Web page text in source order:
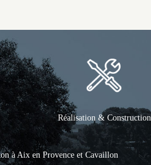
Réalisation & Construction
à Aix en Provence et Cavaillon